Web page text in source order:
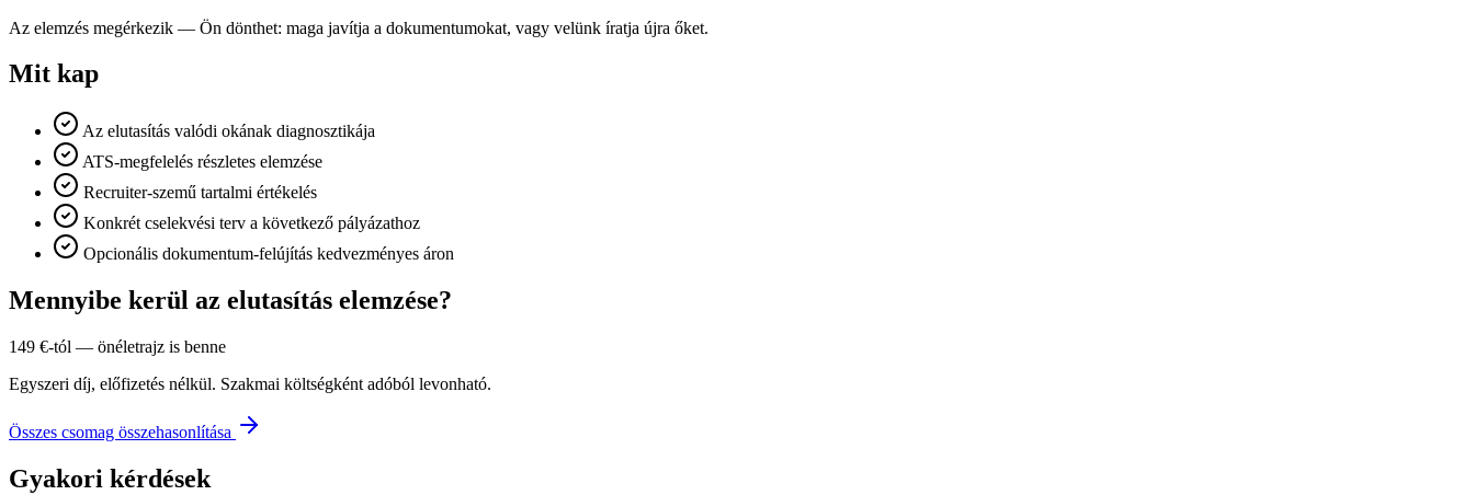
Az elemzés megérkezik — Ön dönthet: maga javítja a dokumentumokat, vagy velünk íratja újra őket.
Mit kap
Az elutasítás valódi okának diagnosztikája
ATS-megfelelés részletes elemzése
Recruiter-szemű tartalmi értékelés
Konkrét cselekvési terv a következő pályázathoz
Opcionális dokumentum-felújítás kedvezményes áron
Mennyibe kerül az elutasítás elemzése?
149 €-tól — önéletrajz is benne
Egyszeri díj, előfizetés nélkül. Szakmai költségként adóból levonható.
Összes csomag összehasonlítása
Gyakori kérdések